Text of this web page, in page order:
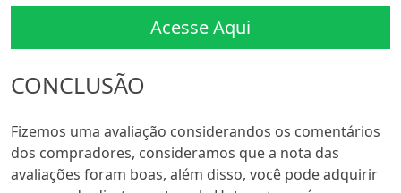
Acesse Aqui
CONCLUSÃO
Fizemos uma avaliação considerandos os comentários
dos compradores, consideramos que a nota das
avaliações foram boas, além disso, você pode adquirir